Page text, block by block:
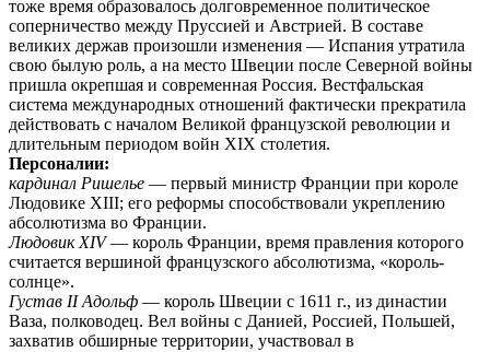
тоже время образовалось долговременное политическое
соперничество между Пруссией и Австрией. В составе
великих держав произошли изменения — Испания утратила
свою былую роль, а на место Швеции после Северной войны
пришла окрепшая и современная Россия. Вестфальская
система международных отношений фактически прекратила
действовать с началом Великой французской революции и
длительным периодом войн XIX столетия.
Персоналии:
кардинал Ришелье — первый министр Франции при короле
Людовике XIII; его реформы способствовали укреплению
абсолютизма во Франции.
Людовик XIV— король Франции, время правления которого
считается вершиной французского абсолютизма, «король-
солнце».
Густав II Адольф — король Швеции с 1611 г., из династии
Ваза, полководец. Вел войны с Данией, Россией, Польшей,
захватив обширные территории, участвовал в